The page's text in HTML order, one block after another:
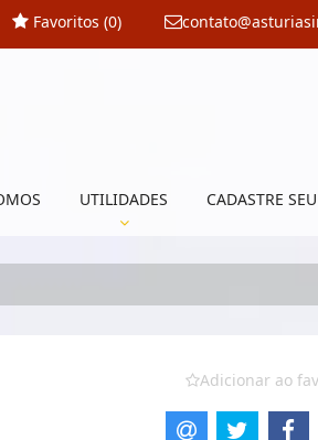
Favoritos (0)
UTILIDADES CADASTRE
Adicionar ao